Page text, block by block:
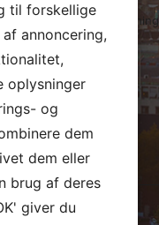
med salg og udlejning
af Sjælland.
fordel sende os en
til forskellige
annoncering,
oplysninger
og
dem
dem eller
brug af deres
giver du